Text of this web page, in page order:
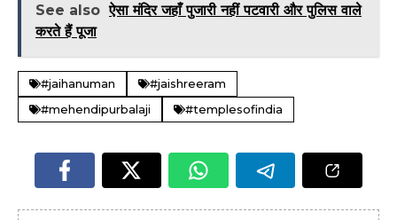
See also ऐसा मंदिर जहाँ पुजारी नहीं पटवारी और पुलिस वाले
करते हैं पूजा
#jaihanuman
#jaishreeram
#mehendipurbalaji
#templesofindia